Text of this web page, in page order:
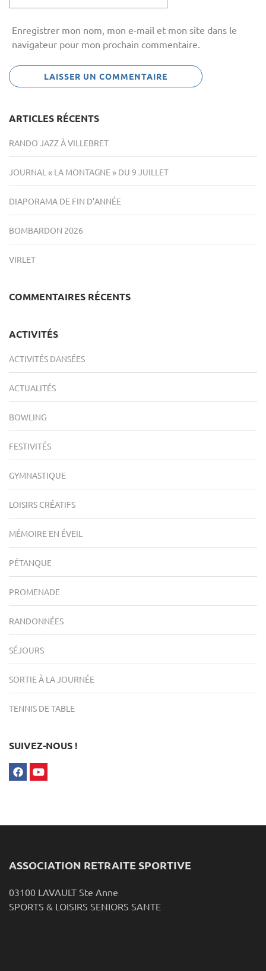
Enregistrer mon nom, mon e-mail et mon site dans le
navigateur pour mon prochain commentaire.
ARTICLES RÉCENTS
RANDO JAZZ À VILLEBRET
JOURNAL « LA MONTAGNE » DU 9 JUILLET
DIAPORAMA DE FIN D’ANNÉE
BOMBARDON 2026
VIRLET
COMMENTAIRES RÉCENTS
ACTIVITÉS
ACTIVITÉS DANSÉES
ACTUALITÉS
BOWLING
FESTIVITÉS
GYMNASTIQUE
LOISIRS CRÉATIFS
MÉMOIRE EN ÉVEIL
PÉTANQUE
PROMENADE
RANDONNÉES
SÉJOURS
SORTIE À LA JOURNÉE
TENNIS DE TABLE
SUIVEZ-NOUS !
ASSOCIATION RETRAITE SPORTIVE
03100 LAVAULT Ste Anne
SPORTS & LOISIRS SENIORS SANTE